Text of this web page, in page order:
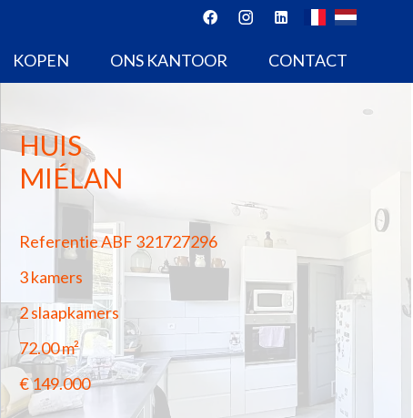
KOPEN ONS KANTOOR CONTACT
HUIS
MIÉLAN
ReferentieABF 321727296
3 kamers
2 slaapkamers
72.00m²
€ 149.000